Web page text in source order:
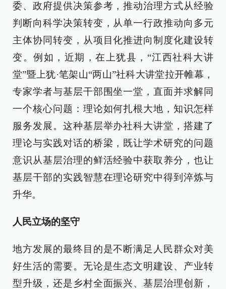
委、政府提供决策参考，推动治理方式从经验
判断向科学决策转变，从单一行政推动向多元
主体协同转变，从项目化推进向制度化建设转
变。例如，近期，在上犹县，“江西社科大讲
堂”暨上犹·笔架山“两山”社科大讲堂拉开帷幕，
专家学者与基层干部围坐一堂，直面并求解同
一个核心问题：理论如何扎根大地，知识怎样
服务发展。这种基层举办社科大讲堂，搭建了
理论与实践对话的桥梁，既让学术研究的问题
意识从基层治理的鲜活经验中获取养分，也让
基层干部的实践智慧在理论研究中得到淬炼与
升华。
人民立场的坚守
地方发展的最终目的是不断满足人民群众对美
好生活的需要。无论是生态文明建设、产业转
型升级，还是乡村全面振兴、基层治理创新，